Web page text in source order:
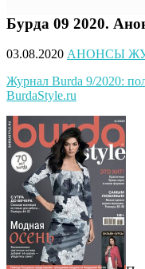
Бурда 09 2020.
03.08.2020 АНОНСЫ
Журнал Burda 9/2020:
BurdaStyle.ru